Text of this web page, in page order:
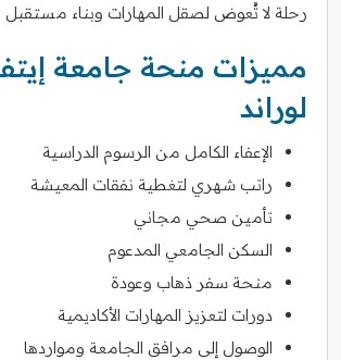
رحلة لا تُعوض لصقل المهارات وبناء
مميزات منحة جامعة
لوراند
الإعفاء الكامل من الرسوم الدراسية
راتب شهري لتغطية نفقات المعيشة
تأمين صحي مجاني
السكن الجامعي المدعوم
منحة سفر ذهاب وعودة
دورات لتعزيز المهارات الأكاديمية
الوصول إلى مرافق الجامعة ومواردها